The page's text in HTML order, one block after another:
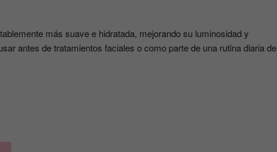
más suave e hidratada, mejorando su luminosidad y
antes de tratamientos faciales o como parte de una rutina diaria de